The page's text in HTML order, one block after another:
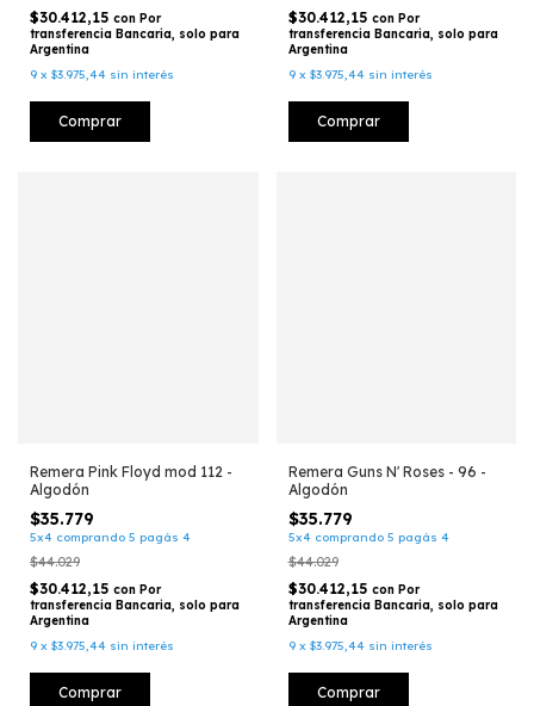
$30.412,15 con Por
transferencia Bancaria, solo para
Argentina
9 x $3.975,44 sin interés
Comprar
$30.412,15 con Por
transferencia Bancaria, solo para
Argentina
9 x $3.975,44 sin interés
Comprar
Remera Pink Floyd mod 112 -
Algodón
$35.779
5x4 comprando 5 pagás 4
$44.029
$30.412,15 con Por
transferencia Bancaria, solo para
Argentina
9 x $3.975,44 sin interés
Comprar
Remera Guns N' Roses - 96 -
Algodón
$35.779
5x4 comprando 5 pagás 4
$44.029
$30.412,15 con Por
transferencia Bancaria, solo para
Argentina
9 x $3.975,44 sin interés
Comprar